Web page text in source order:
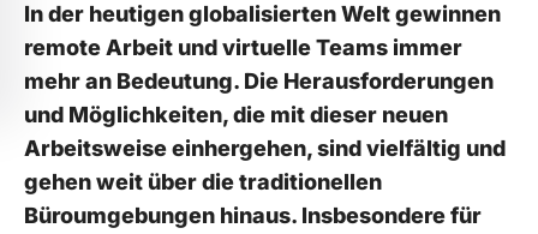
In ⁣der heutigen globalisierten Welt gewinnen
remote Arbeit ‌und​ virtuelle Teams immer
mehr an Bedeutung.‍ Die Herausforderungen⁤
und⁤ Möglichkeiten, die ⁣mit dieser ⁢neuen ​
Arbeitsweise einhergehen, sind vielfältig und
gehen weit über die traditionellen
‌Büroumgebungen hinaus. Insbesondere ​für